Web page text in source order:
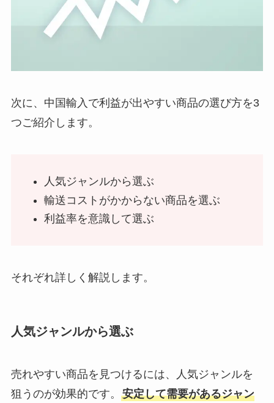
次に、中国輸入で利益が出やすい商品の選び方を3
つご紹介します。
人気ジャンルから選ぶ
輸送コストがかからない商品を選ぶ
利益率を意識して選ぶ
それぞれ詳しく解説します。
人気ジャンルから選ぶ
売れやすい商品を見つけるには、人気ジャンルを
狙うのが効果的です。 安定して需要があるジャン